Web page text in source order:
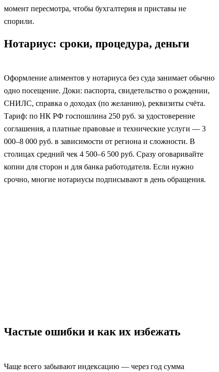
момент пересмотра, чтобы бухгалтерия и приставы не
спорили.
Нотариус: сроки, процедура, деньги
Оформление алиментов у нотариуса без суда занимает обычно
одно посещение. Доки: паспорта, свидетельство о рождении,
СНИЛС, справка о доходах (по желанию), реквизиты счёта.
Тариф: по НК РФ госпошлина 250 руб. за удостоверение
соглашения, а платные правовые и технические услуги — 3
000–8 000 руб. в зависимости от региона и сложности. В
столицах средний чек 4 500–6 500 руб. Сразу оговаривайте
копии для сторон и для банка работодателя. Если нужно
срочно, многие нотариусы подписывают в день обращения.
Частые ошибки и как их избежать
Чаще всего забывают индексацию — через год сумма